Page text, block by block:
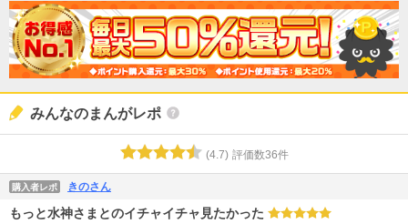
みんなのまんがレポ
(4.7) 評価数36件
購入者レポ きのさん
もっと水神さまとのイチャイチャ見たかった